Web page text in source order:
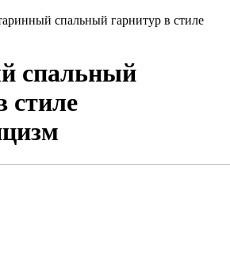
спальный гарнитур в стиле
спальный
стиле